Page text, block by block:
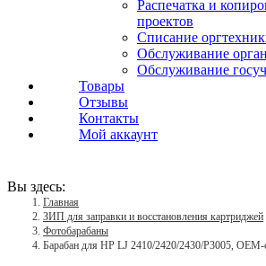
Распечатка и
проектов
Списание
Обслуживание
Обслуживание
Товары
Отзывы
Контакты
Мой аккаунт
Вы здесь:
Главная
ЗИП для заправки и восстановления картриджей
Фотобарабаны
Барабан для HP LJ 2410/2420/2430/P3005,